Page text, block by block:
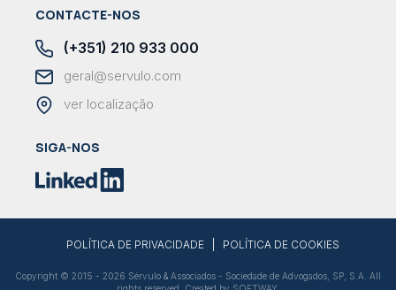
CONTACTE-NOS
(+351) 210 933 000
geral@servulo.com
ver localização
SIGA-NOS
POLÍTICA DE PRIVACIDADE POLÍTICA DE COOKIES
Copyright © 2015 - 2026 Sérvulo & Associados - Sociedade de Advogados, SP, S.A. All